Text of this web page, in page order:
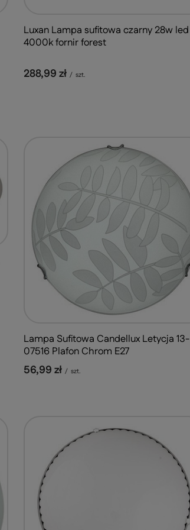
Luxan Lampa sufitowa czarny 28w led
4000k fornir forest
288,99 zł / szt.
Lampa Sufitowa Candellux Letycja 13-
07516 Plafon Chrom E27
56,99 zł / szt.